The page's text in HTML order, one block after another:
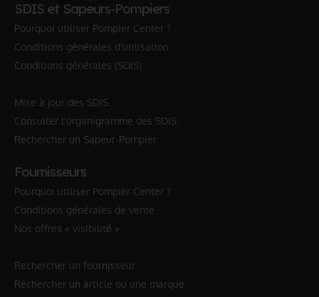
SDIS et Sapeurs-Pompiers
Pourquoi utiliser Pompier Center ?
Conditions générales d'utilisation
Conditions générales (SDIS)
Mise à jour des SDIS
Consulter l'organigramme des SDIS
Rechercher un Sapeur-Pompier
Fournisseurs
Pourquoi utiliser Pompier Center ?
Conditions générales de vente
Nos offres « visibilité »
Rechercher un fournisseur
Rechercher un article ou une marque